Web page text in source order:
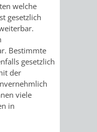
welche
gesetzlich
Bestimmte
gesetzlich
der
viele
in